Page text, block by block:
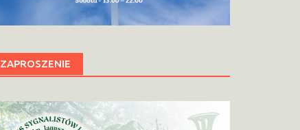
ZAPROSZENIE